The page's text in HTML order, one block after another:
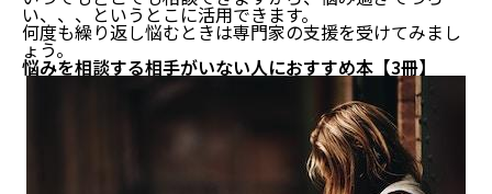
い、、、というとこに活用できます。
何度も繰り返し悩むときは専門家の支援を受けてみまし
ょう。
悩みを相談する相手がいない人におすすめ本【3冊】
悩みを相談する相手がいないのは当たり前です【人生
よくある疑問：相談する相手がいないメリットって